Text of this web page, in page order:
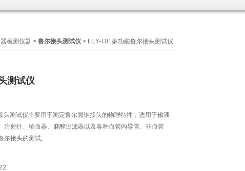
检测仪器 > 鲁尔接头测试仪 > LEY-T01多功能鲁尔接头测试仪
测试仪
头测试仪主要用于测定鲁尔圆锥接头的物理特性，适用于输液
注射针、输血器、麻醉过滤器以及各种血管内导管、非血管
尔接头的测试。